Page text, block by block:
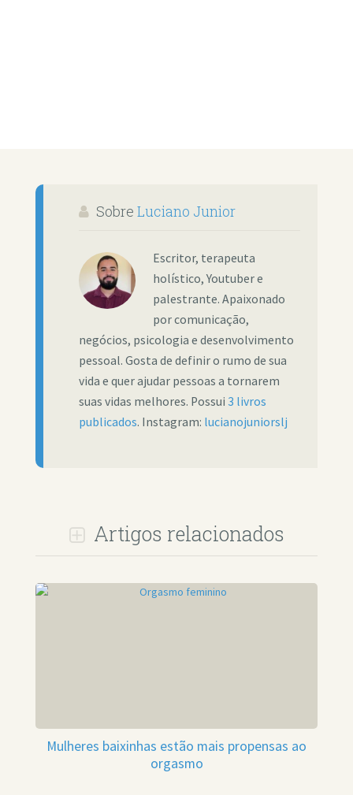
Sobre Luciano Junior
Escritor, terapeuta
holístico, Youtuber e
palestrante. Apaixonado
por comunicação,
negócios, psicologia e desenvolvimento
pessoal. Gosta de definir o rumo de sua
vida e quer ajudar pessoas a tornarem
suas vidas melhores. Possui 3 livros
publicados. Instagram: lucianojuniorslj
Artigos relacionados
Mulheres baixinhas estão mais propensas ao
orgasmo